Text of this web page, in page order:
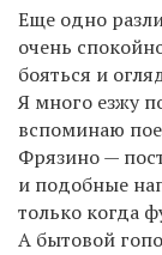
Еще одно
очень
бояться и
Я много езжу
вспоминаю
Фрязино —
и подобные
только когда
А бытовой